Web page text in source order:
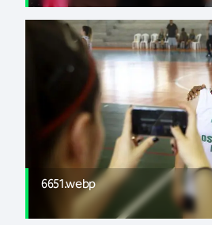
6651.webp